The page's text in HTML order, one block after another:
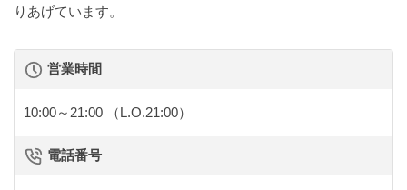
りあげています。
営業時間
10:00～21:00 （L.O.21:00）
電話番号